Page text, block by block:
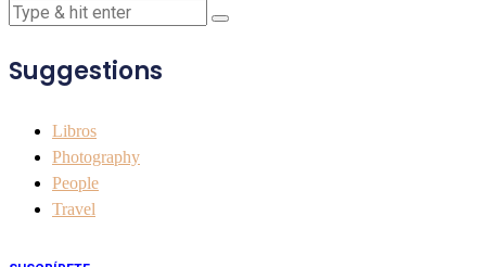
Suggestions
Libros
Photography
People
Travel